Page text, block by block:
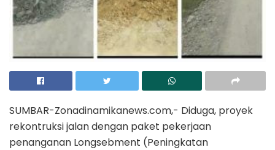
SUMBAR-Zonadinamikanews.com,- Diduga, proyek
rekontruksi jalan dengan paket pekerjaan
penanganan Longsebment (Peningkatan